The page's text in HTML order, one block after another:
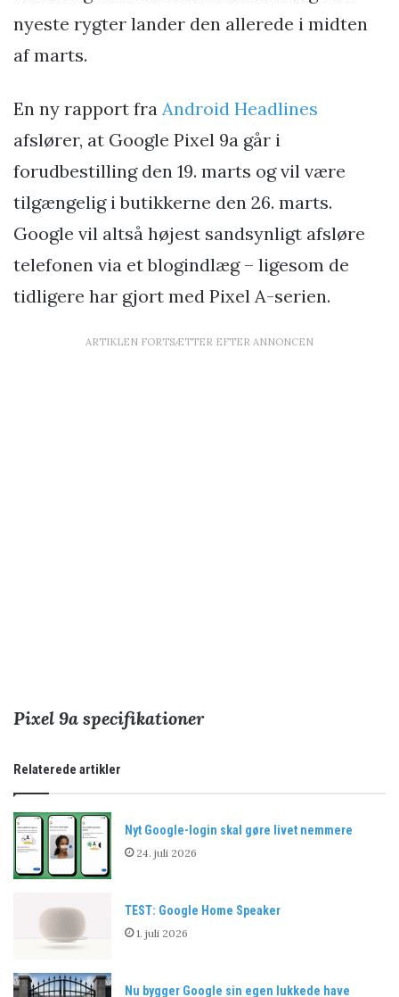
nyeste rygter lander den allerede i midten
af marts.
En ny rapport fra Android Headlines
afslører, at Google Pixel 9a går i
forudbestilling den 19. marts og vil være
tilgængelig i butikkerne den 26. marts.
Google vil altså højest sandsynligt afsløre
telefonen via et blogindlæg – ligesom de
tidligere har gjort med Pixel A-serien.
ARTIKLEN FORTSÆTTER EFTER ANNONCEN
Pixel 9a specifikationer
Relaterede artikler
Nyt Google-login skal gøre livet nemmere
24. juli 2026
TEST: Google Home Speaker
1. juli 2026
Nu bygger Google sin egen lukkede have